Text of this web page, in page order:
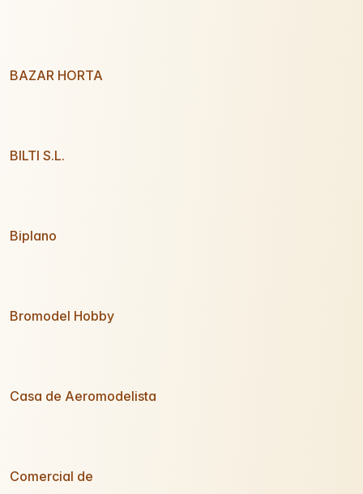
BAZAR HORTA
BILTI S.L.
Biplano
Bromodel Hobby
Casa de Aeromodelista
Comercial de